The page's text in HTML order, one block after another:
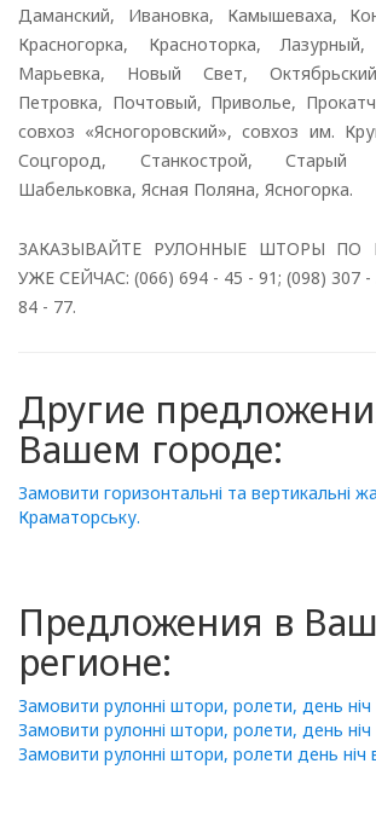
Даманский, Ивановка, Камышеваха,
Красногорка, Красноторка,
Марьевка, Новый Свет,
Петровка, Почтовый, Приволье,
совхоз «Ясногоровский», совхоз им.
Соцгород, Станкострой, Старый
Шабельковка, Ясная Поляна, Ясногорка.
ЗАКАЗЫВАЙТЕ РУЛОННЫЕ ШТОРЫ
УЖЕ СЕЙЧАС: (066) 694 - 45 - 91; (098) 307 -
84 - 77.
Другие
Вашем городе:
Замовити горизонтальні та вертикальні
Краматорську.
Предложения в
регионе:
Замовити рулонні штори, ролети, день ніч
Замовити рулонні штори, ролети, день
Замовити рулонні штори, ролети день ніч